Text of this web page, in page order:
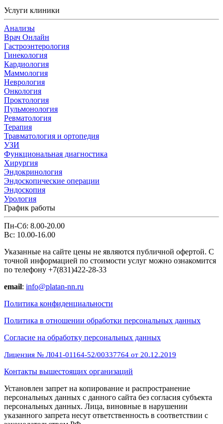
Услуги клиники
Анализы
Врач Онлайн
Гастроэнтерология
Гинекология
Кардиология
Маммология
Неврология
Онкология
Проктология
Пульмонология
Ревматология
Терапия
Травматология и ортопедия
УЗИ
Функциональная диагностика
Хирургия
Эндокринология
Эндоскопические операции
Эндоскопия
Урология
График работы
Пн-Сб: 8.00-20.00
Вс: 10.00-16.00
Указанные на сайте цены не являются публичной офертой. С
точной информацией по стоимости услуг можно ознакомится
по телефону +7(831)422-28-33
email: info@platan-nn.ru
Политика конфиденциальности
Политика в отношении обработки персональных данных
Cогласие на обработку персональных данных
Лицензия № Л041-01164-52/00337764 от 20.12.2019
Контакты вышестоящих организаций
Установлен запрет на копирование и распространение
персональных данных с данного сайта без согласия субъекта
персональных данных. Лица, виновные в нарушении
указанного запрета несут ответственность в соответствии с